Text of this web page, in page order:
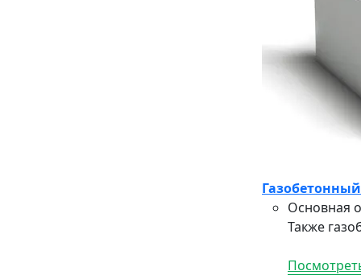
Основная
Также